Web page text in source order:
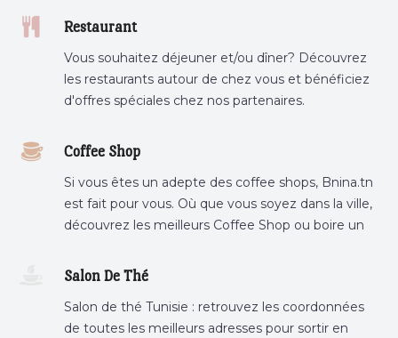
Restaurant
Vous souhaitez déjeuner et/ou dîner? Découvrez
les restaurants autour de chez vous et bénéficiez
d'offres spéciales chez nos partenaires.
Coffee Shop
Si vous êtes un adepte des coffee shops, Bnina.tn
est fait pour vous. Où que vous soyez dans la ville,
découvrez les meilleurs Coffee Shop ou boire un
Salon De Thé
Salon de thé Tunisie : retrouvez les coordonnées
de toutes les meilleurs adresses pour sortir en